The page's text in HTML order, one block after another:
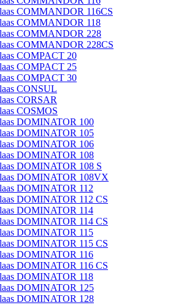
COMMANDOR 116CS
COMMANDOR 118
COMMANDOR 228
COMMANDOR 228CS
COMPACT 20
COMPACT 25
COMPACT 30
CONSUL
CORSAR
COSMOS
DOMINATOR 100
DOMINATOR 105
DOMINATOR 106
DOMINATOR 108
DOMINATOR 108 S
DOMINATOR 108VX
DOMINATOR 112
DOMINATOR 112 CS
DOMINATOR 114
DOMINATOR 114 CS
DOMINATOR 115
DOMINATOR 115 CS
DOMINATOR 116
DOMINATOR 116 CS
DOMINATOR 118
DOMINATOR 125
DOMINATOR 128